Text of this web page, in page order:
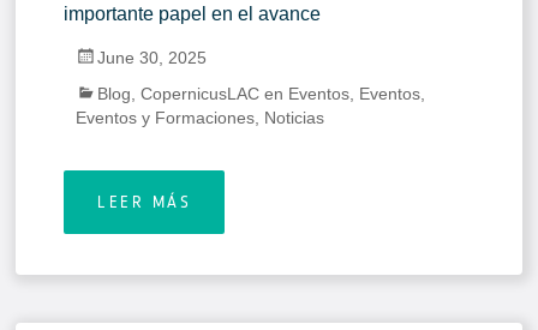
importante papel en el avance
June 30, 2025
Blog ,CopernicusLAC en Eventos Eventos
Eventos y Formaciones Noticias
LEER MÁS